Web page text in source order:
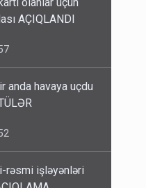
AÇIQLANDI
anda havaya uçdu
rəsmi işləyənləri